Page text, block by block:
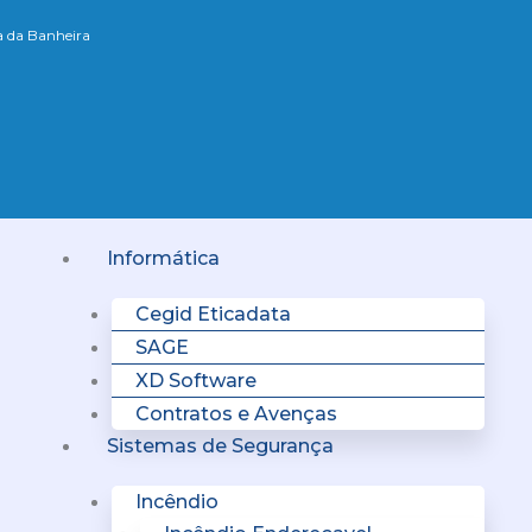
da Banheira
Informática
Cegid Eticadata
SAGE
XD Software
Contratos e Avenças
Sistemas de Segurança
Incêndio
Menu